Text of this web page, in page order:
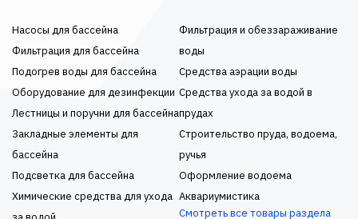
Насосы для бассейна
Фильтрация для бассейна
Подогрев воды для бассейна
Оборудование для дезинфекции
Лестницы и поручни для бассейна
Закладные элементы для
бассейна
Подсветка для бассейна
Химические средства для ухода
Фильтрация и обеззараживание
воды
Средства аэрации воды
Средства ухода за водой в
прудах
Строительство пруда, водоема,
ручья
Оформление водоема
Аквариумистика
Смотреть все товары раздела